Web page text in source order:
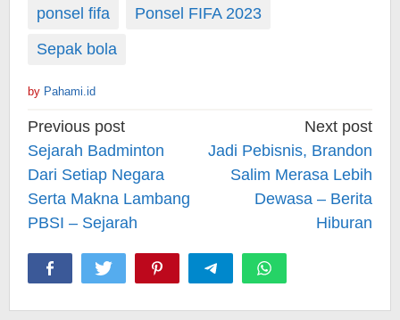
ponsel fifa
Ponsel FIFA 2023
Sepak bola
by Pahami.id
Post
navigation
Previous post
Sejarah Badminton
Dari Setiap Negara
Serta Makna Lambang
PBSI – Sejarah
Next post
Jadi Pebisnis, Brandon
Salim Merasa Lebih
Dewasa – Berita
Hiburan